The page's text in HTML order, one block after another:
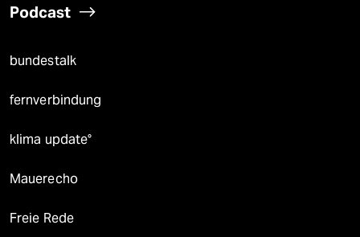
Podcast
bundestalk
fernverbindung
klima update°
Mauerecho
Freie Rede